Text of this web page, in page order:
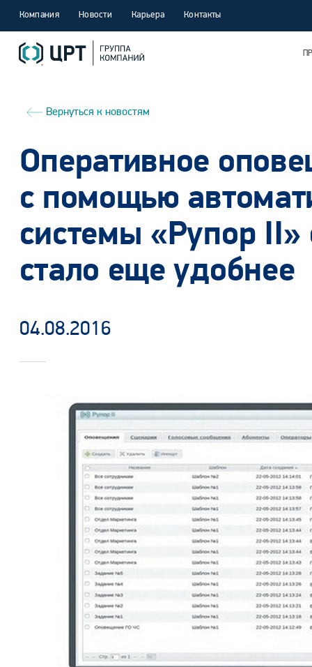
Компания Новости Карьера Контакты
Вернуться к новостям
Оперативное
с помощью
системы «Рупор
стало еще удобнее
04.08.2016